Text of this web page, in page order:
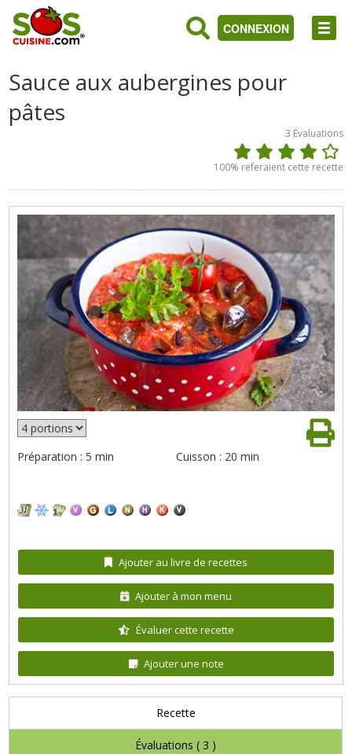
CONNEXION
Sauce aux aubergines pour
pâtes
3 Évaluations
100% referaient cette recette
Préparation : 5 min Cuisson : 20 min
Ajouter au livre de recettes
Ajouter à mon menu
Évaluer cette recette
Ajouter une note
Recette
Évaluations ( 3 )